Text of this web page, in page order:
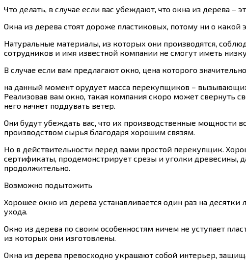
Что делать, в случае если вас убеждают, что окна из дерева
Окна из дерева стоят дороже пластиковых, потому ни о
Натуральные материалы, из которых они производятся,
сотрудников и имя известной компании не смогут иметь
В случае если вам предлагают окно, цена которого
на данный момент орудует масса перекупщиков –
Реализовав вам окно, такая компания скоро может свернуть
него начнет поддувать ветер.
Они будут убеждать вас, что их производственные мощности
производством сырья благодаря хорошим связям.
Но в действительности перед вами простой перекупщик.
сертификаты, продемонстрирует срезы и уголки древесины,
продолжительно.
Возможно подытожить
Хорошее окно из дерева устанавливается один раз на
ухода.
Окно из дерева по своим особенностям ничем не уступает
из которых они изготовлены.
Окна из дерева превосходно украшают собой интерьер,